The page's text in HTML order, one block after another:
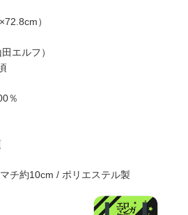
）
エルフ）
％
チ約10cm / ポリエステル製